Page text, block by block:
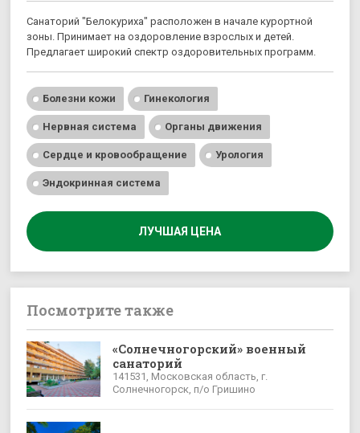
Санаторий "Белокуриха" расположен в начале курортной
зоны. Принимает на оздоровление взрослых и детей.
Предлагает широкий спектр оздоровительных программ.
Болезни кожи Гинекология
Нервная система Органы движения
Сердце и кровообращение Урология
Эндокринная система
ЛУЧШАЯ ЦЕНА
Посмотрите также
«Солнечногорский» военный
санаторий
141531, Московская область, г.
Солнечногорск, п/о Гришино